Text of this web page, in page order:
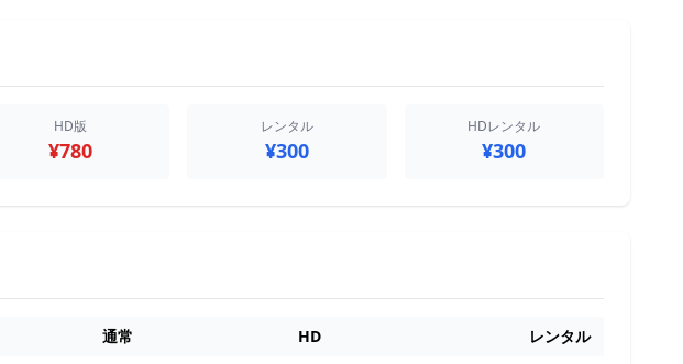
HD版
¥780
レンタル
¥300
HDレンタル
¥300
通常 HD
レンタル